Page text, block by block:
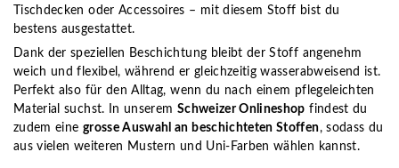
Tischdecken oder Accessoires – mit diesem Stoff bist du
bestens ausgestattet.
Dank der speziellen Beschichtung bleibt der Stoff angenehm
weich und flexibel, während er gleichzeitig wasserabweisend ist.
Perfekt also für den Alltag, wenn du nach einem pflegeleichten
Material suchst. In unserem Schweizer Onlineshop findest du
zudem eine grosse Auswahl an beschichteten Stoffen, sodass du
aus vielen weiteren Mustern und Uni-Farben wählen kannst.